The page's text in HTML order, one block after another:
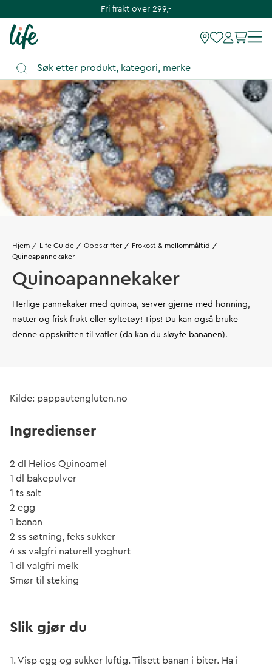
Fri frakt over 299,-
Hjem Life Guide Oppskrifter
Frokost & mellommåltid
Quinoapannekaker
Quinoapannekaker
Herlige pannekaker med quinoa, server gjerne med honning,
nøtter og frisk frukt eller syltetøy! Tips! Du kan også bruke
denne oppskriften til vafler (da kan du sløyfe bananen).
Kilde: pappautengluten.no
Ingredienser
2 dl Helios Quinoamel
1 dl bakepulver
1 ts salt
2 egg
1 banan
2 ss søtning, feks sukker
4 ss valgfri naturell yoghurt
1 dl valgfri melk
Smør til steking
Slik gjør du
1. Visp egg og sukker luftig. Tilsett banan i biter. Ha i